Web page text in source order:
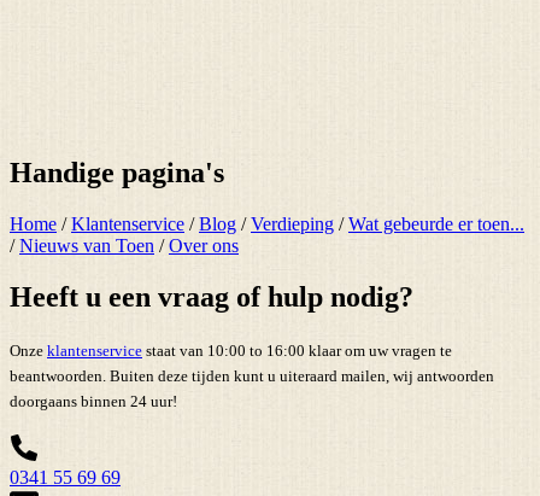
Handige pagina's
Home /Klantenservice /Blog /Verdieping /Wat gebeurde er toen...
/Nieuws van Toen /Over ons
Heeft u een vraag of hulp nodig?
Onze klantenservice staat van 10:00 to 16:00 klaar om uw vragen te
beantwoorden. Buiten deze tijden kunt u uiteraard mailen, wij antwoorden
doorgaans binnen 24 uur!
0341 55 69 69